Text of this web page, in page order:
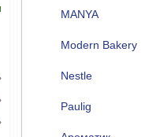
MANYA
Modern Bakery
Nestle
Paulig